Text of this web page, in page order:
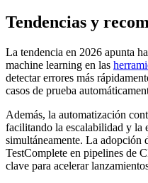
Tendencias y
La tendencia en 2026 apunta
machine learning en las
detectar errores más
casos de prueba
Además, la automatización
facilitando la escalabilidad y la
simultáneamente. La adopción
TestComplete en pipelines de
clave para acelerar